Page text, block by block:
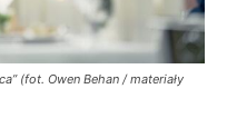
(fot. Owen Behan / materiały